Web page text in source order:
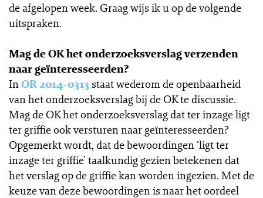
de afgelopen week. Graag wijs ik u op de volgende
uitspraken.
Mag de OK het onderzoeksverslag verzenden
naar geïnteresseerden?
InOR 2014-0313staat wederom de openbaarheid
van het onderzoeksverslag bij de OK te discussie.
Mag de OK het onderzoeksverslag dat ter inzage ligt
ter griffie ook versturen naar geïnteresseerden?
Opgemerkt wordt, dat de bewoordingen ‘ligt ter
inzage ter griffie’ taalkundig gezien betekenen dat
het verslag op de griffie kan worden ingezien. Met de
keuze van deze bewoordingen is naar het oordeel